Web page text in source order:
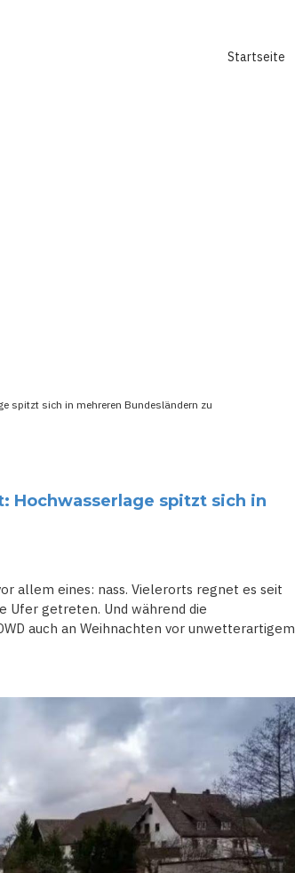
Startseite
spitzt sich in mehreren Bundesländern zu
Hochwasserlage spitzt sich in
allem eines: nass. Vielerorts regnet es seit
Ufer getreten. Und während die
auch an Weihnachten vor unwetterartigem